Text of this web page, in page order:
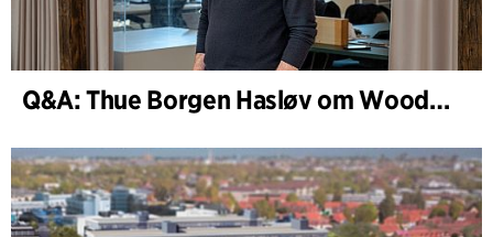
Q&A: Thue Borgen Hasløv om WoodHub